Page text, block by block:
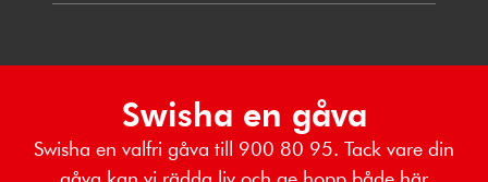
Swisha en gåva
Swisha en valfri gåva till 900 80 95. Tack vare din